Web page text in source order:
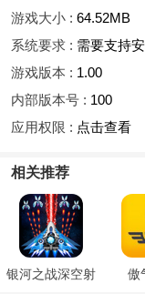
游戏大小 : 64.52MB
系统要求 : 需要支持
游戏版本 : 1.00
内部版本号 : 100
应用权限 : 点击查看
相关推荐
银河之战深空射
傲